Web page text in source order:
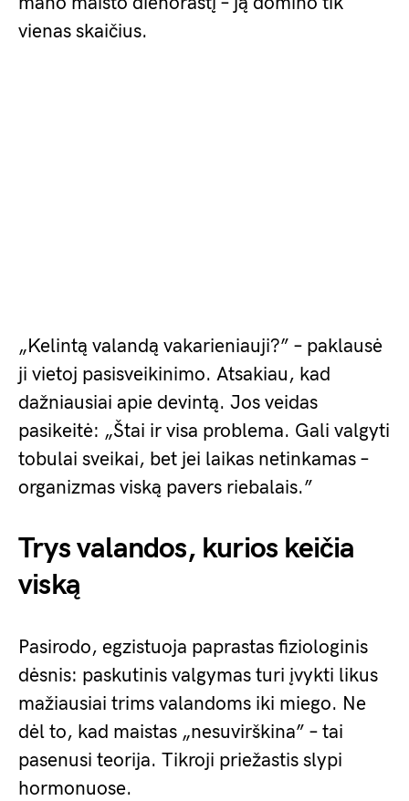
vienas skaičius.
„Kelintą valandą vakarieniauji?” – paklausė
ji vietoj pasisveikinimo. Atsakiau, kad
dažniausiai apie devintą. Jos veidas
pasikeitė: „Štai ir visa problema. Gali valgyti
tobulai sveikai, bet jei laikas netinkamas –
organizmas viską pavers riebalais.”
Trys valandos, kurios keičia
viską
Pasirodo, egzistuoja paprastas fiziologinis
dėsnis: paskutinis valgymas turi įvykti likus
mažiausiai trims valandoms iki miego. Ne
dėl to, kad maistas „nesuvirškina” – tai
pasenusi teorija. Tikroji priežastis slypi
hormonuose.